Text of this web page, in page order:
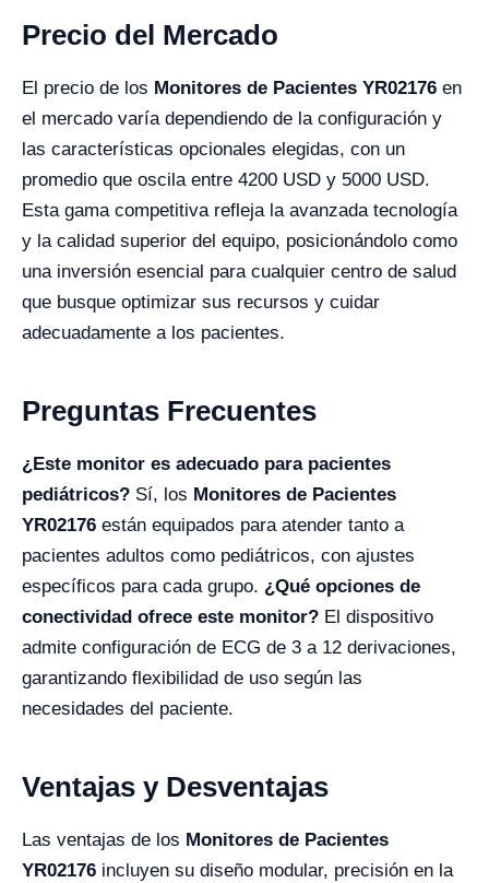
Precio del Mercado
El precio de los Monitores de Pacientes YR02176 en
el mercado varía dependiendo de la configuración y
las características opcionales elegidas, con un
promedio que oscila entre 4200 USD y 5000 USD.
Esta gama competitiva refleja la avanzada tecnología
y la calidad superior del equipo, posicionándolo como
una inversión esencial para cualquier centro de salud
que busque optimizar sus recursos y cuidar
adecuadamente a los pacientes.
Preguntas Frecuentes
¿Este monitor es adecuado para pacientes
pediátricos? Sí, los Monitores de Pacientes
YR02176 están equipados para atender tanto a
pacientes adultos como pediátricos, con ajustes
específicos para cada grupo. ¿Qué opciones de
conectividad ofrece este monitor? El dispositivo
admite configuración de ECG de 3 a 12 derivaciones,
garantizando flexibilidad de uso según las
necesidades del paciente.
Ventajas y Desventajas
Las ventajas de los Monitores de Pacientes
YR02176 incluyen su diseño modular, precisión en la